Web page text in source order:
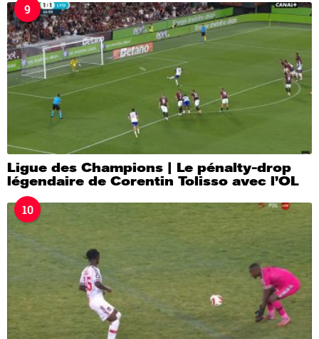
9
Ligue des Champions | Le pénalty-drop
légendaire de Corentin Tolisso avec l’OL
10